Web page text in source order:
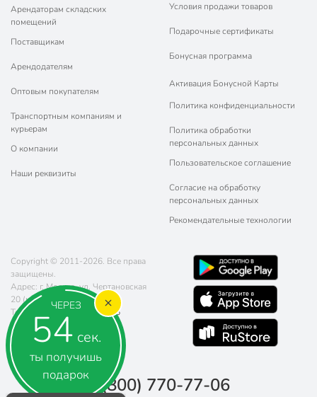
ЧЕРЕЗ
53 сек.
ты получишь
подарок
Арендаторам складских
помещений
Поставщикам
Арендодателям
Оптовым покупателям
Транспортным компаниям и
курьерам
О компании
Наши реквизиты
Условия продажи товаров
Подарочные сертификаты
Бонусная программа
Активация Бонусной Карты
Политика конфиденциальности
Политика обработки
персональных данных
Пользовательское соглашение
Согласие на обработку
персональных данных
Рекомендательные технологии
Copyright © 2011-2026. Все права
защищены.
Адрес: г. Москва, ул. Чертановская
20 (метро Южная)
Телефон:
8 (800) 770-77-06
Почта:sales@poryadok.ru
8 (800) 770-77-06